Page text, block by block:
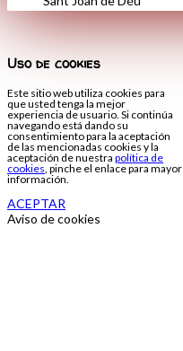
Uso de cookies
Este sitio web utiliza cookies para
que usted tenga la mejor
experiencia de usuario. Si continúa
navegando está dando su
consentimiento para la aceptación
de las mencionadas cookies y la
aceptación de nuestra política de
cookies, pinche el enlace para mayor
información.
ACEPTAR
Aviso de cookies